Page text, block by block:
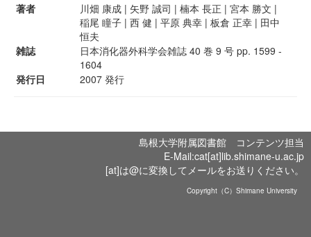
著者
川畑 康成 | 矢野 誠司 | 楠本 長正 | 宮本 勝文 |
稲尾 瞳子 | 西 健 | 平原 典幸 | 板倉 正幸 | 田中
恒夫
雑誌
日本消化器外科学会雑誌 40 巻 9 号 pp. 1599 -
1604
発行日
2007 発行
島根大学附属図書館 コンテンツ担当
E-Mail:cat[at]lib.shimane-u.ac.jp
[at]は@に変換してメールをお送りください。
Copyright（C）Shimane University